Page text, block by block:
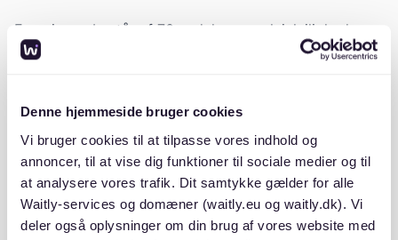
Denne hjemmeside bruger cookies
Vi bruger cookies til at tilpasse vores indhold og
annoncer, til at vise dig funktioner til sociale medier og til
at analysere vores trafik. Dit samtykke gælder for alle
Waitly-services og domæner (waitly.eu og waitly.dk). Vi
deler også oplysninger om din brug af vores website med
Foreningen består af 73 andele og en lejelejlighed.
Heraf er en af andelene en erhvervslejlighed, hvor der i
Foreningen blev stiftet i 1975.
To gange årligt holder vi havedag, hvor beboerne
hjælpes om at give haven og ejendommen en kærlig
hånd. Ved tidligere havedage har vi blandt andet
bygget cykel- og barnevognsskure, legepladsen, en
muret grill og afskærmninger omkring bænkene.